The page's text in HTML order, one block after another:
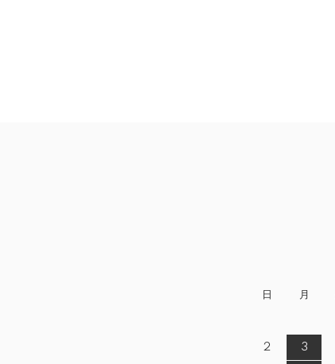
日 月
2 3